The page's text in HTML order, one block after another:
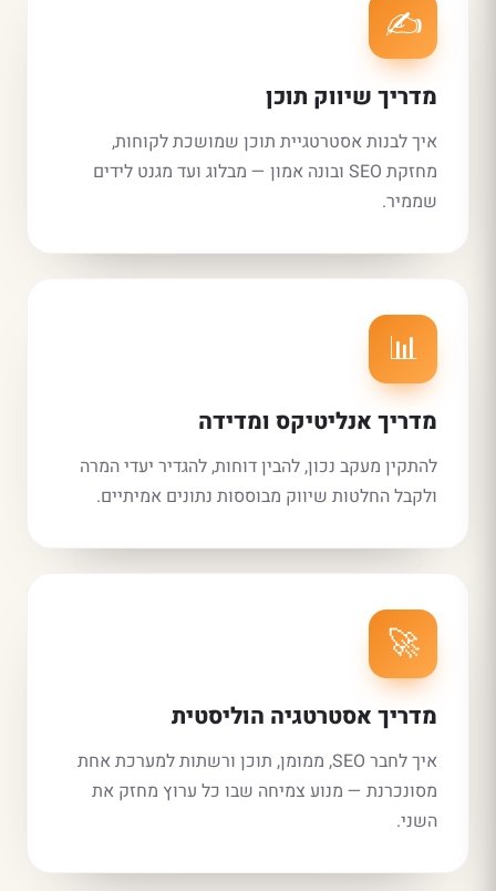
✍️
מדריך שיווק תוכן
איך לבנות אסטרטגיית תוכן שמושכת לקוחות,
מחזקת SEO ובונה אמון — מבלוג ועד מגנט לידים
שממיר.
📊
מדריך אנליטיקס ומדידה
להתקין מעקב נכון, להבין דוחות, להגדיר יעדי המרה
ולקבל החלטות שיווק מבוססות נתונים אמיתיים.
🚀
מדריך אסטרטגיה הוליסטית
איך לחבר SEO, ממומן, תוכן ורשתות למערכת אחת
מסונכרנת — מנוע צמיחה שבו כל ערוץ מחזק את
השני.